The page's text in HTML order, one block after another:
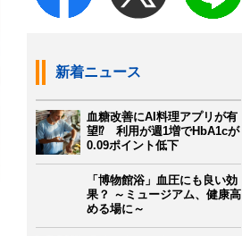
新着ニュース
血糖改善にAI料理アプリが有
望⁉ 利用が週1増でHbA1cが
0.09ポイント低下
「博物館浴」血圧にも良い効
果？ ～ミュージアム、健康高
める場に～